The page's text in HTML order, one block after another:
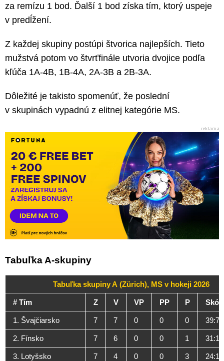
za remízu 1 bod. Ďalší 1 bod získa tím, ktorý uspeje
v predĺžení.
Z každej skupiny postúpi štvorica najlepších. Tieto
mužstvá potom vo štvrťfinále utvoria dvojice podľa
kľúča 1A-4B, 1B-4A, 2A-3B a 2B-3A.
Dôležité je takisto spomenúť, že poslední
v skupinách vypadnú z elitnej kategórie MS.
Tabuľka A-skupiny
Tabuľka skupiny A (Zürich), MS v hokeji 2026
# Tím Z V VP PP P
1. Švajčiarsko 7 7 0 0 0 39:7
2. Fínsko 7 6 0 0 1 31:11
3. Lotyšsko 7 4 0 0 3 24:17